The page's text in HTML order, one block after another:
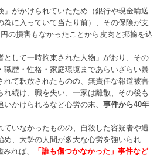
がかけられていたため（銀行や現金輸送
に入っていて当たり前）、その保険が支
の損害もなかったことから皮肉と揶揄を込
として一時拘束された人物」がおり、その
職歴・性格・家庭環境まであらいざらい暴
れて釈放されたものの、無責任な報道被害
続け、職を失い、一家は離散、その後も
かけられるなど心労の末、 事件から40年
いなかったものの、自殺した容疑者や過
、大勢の人間が多大な心労を強いられ
れば、
「誰も傷つかなかった」事件など